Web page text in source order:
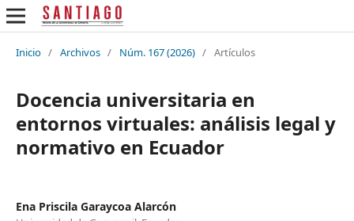
Inicio / Archivos / Núm. 167 (2026) / Artículos
Docencia universitaria en
entornos virtuales: análisis legal y
normativo en Ecuador
Ena Priscila Garaycoa Alarcón